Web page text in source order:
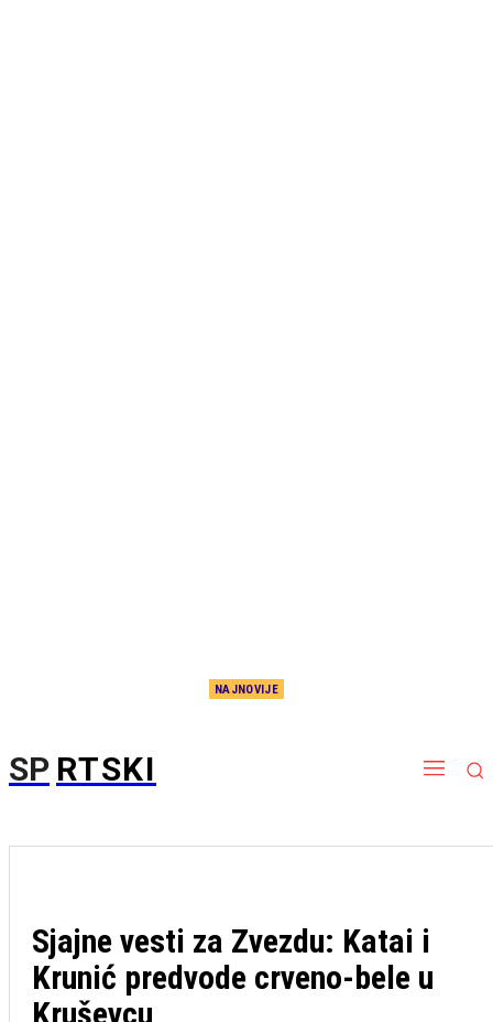
NAJNOVIJE
SP RTSKI
Sjajne vesti za Zvezdu: Katai i
Krunić predvode crveno-bele u
Kruševcu